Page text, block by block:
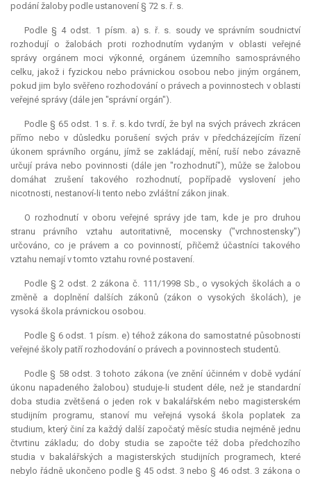
podání žaloby podle ustanovení § 72 s. ř. s.
Podle § 4 odst. 1 písm. a) s. ř. s. soudy ve správním soudnictví
rozhodují o žalobách proti rozhodnutím vydaným v oblasti veřejné
správy orgánem moci výkonné, orgánem územního samosprávného
celku, jakož i fyzickou nebo právnickou osobou nebo jiným orgánem,
pokud jim bylo svěřeno rozhodování o právech a povinnostech v oblasti
veřejné správy (dále jen "správní orgán").
Podle § 65 odst. 1 s. ř. s. kdo tvrdí, že byl na svých právech zkrácen
přímo nebo v důsledku porušení svých práv v předcházejícím řízení
úkonem správního orgánu, jímž se zakládají, mění, ruší nebo závazně
určují práva nebo povinnosti (dále jen "rozhodnutí"), může se žalobou
domáhat zrušení takového rozhodnutí, popřípadě vyslovení jeho
nicotnosti, nestanoví-li tento nebo zvláštní zákon jinak.
O rozhodnutí v oboru veřejné správy jde tam, kde je pro druhou
stranu právního vztahu autoritativně, mocensky ("vrchnostensky")
určováno, co je právem a co povinností, přičemž účastníci takového
vztahu nemají v tomto vztahu rovné postavení.
Podle § 2 odst. 2 zákona č. 111/1998 Sb., o vysokých školách a o
změně a doplnění dalších zákonů (zákon o vysokých školách), je
vysoká škola právnickou osobou.
Podle § 6 odst. 1 písm. e) téhož zákona do samostatné působnosti
veřejné školy patří rozhodování o právech a povinnostech studentů.
Podle § 58 odst. 3 tohoto zákona (ve znění účinném v době vydání
úkonu napadeného žalobou) studuje-li student déle, než je standardní
doba studia zvětšená o jeden rok v bakalářském nebo magisterském
studijním programu, stanoví mu veřejná vysoká škola poplatek za
studium, který činí za každý další započatý měsíc studia nejméně jednu
čtvrtinu základu; do doby studia se započte též doba předchozího
studia v bakalářských a magisterských studijních programech, které
nebylo řádně ukončeno podle § 45 odst. 3 nebo § 46 odst. 3 zákona o